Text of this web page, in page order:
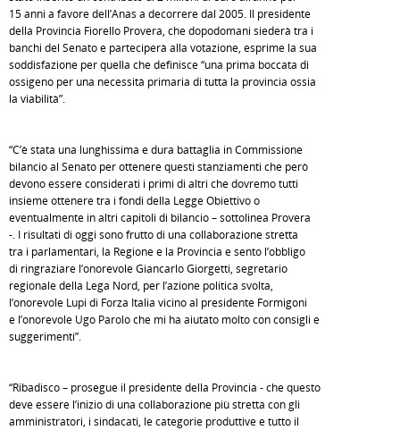
15 anni a favore dell’Anas a decorrere dal 2005. Il presidente
della Provincia Fiorello Provera, che dopodomani siederà tra i
banchi del Senato e parteciperà alla votazione, esprime la sua
soddisfazione per quella che definisce “una prima boccata di
ossigeno per una necessità primaria di tutta la provincia ossia
la viabilità”.
“C’è stata una lunghissima e dura battaglia in Commissione
bilancio al Senato per ottenere questi stanziamenti che però
devono essere considerati i primi di altri che dovremo tutti
insieme ottenere tra i fondi della Legge Obiettivo o
eventualmente in altri capitoli di bilancio – sottolinea Provera
-. I risultati di oggi sono frutto di una collaborazione stretta
tra i parlamentari, la Regione e la Provincia e sento l’obbligo
di ringraziare l’onorevole Giancarlo Giorgetti, segretario
regionale della Lega Nord, per l’azione politica svolta,
l’onorevole Lupi di Forza Italia vicino al presidente Formigoni
e l’onorevole Ugo Parolo che mi ha aiutato molto con consigli e
suggerimenti”.
“Ribadisco – prosegue il presidente della Provincia - che questo
deve essere l’inizio di una collaborazione più stretta con gli
amministratori, i sindacati, le categorie produttive e tutto il